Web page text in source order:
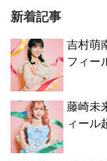
新着記事
吉村萌
フィー
藤崎未
ィール